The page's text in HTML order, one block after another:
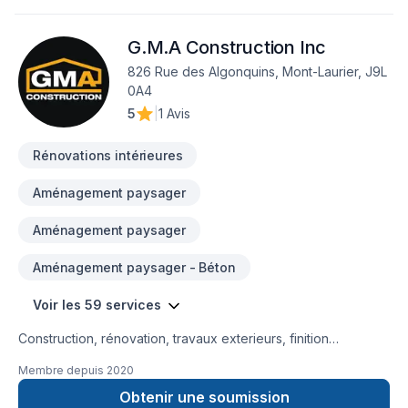
G.M.A Construction Inc
826 Rue des Algonquins, Mont-Laurier, J9L
0A4
5
1 Avis
Rénovations intérieures
Aménagement paysager
Aménagement paysager
Aménagement paysager - Béton
Voir les 59 services
Construction, rénovation, travaux exterieurs, finition
Marc Antoine Giroux GMA Construction Inc.
Membre depuis 2020
Obtenir une soumission